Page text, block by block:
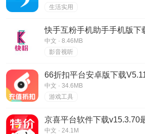
生活实用
快手互粉手机助手手机版下
新版
中文 · 8.46MB
影音视听
66折扣平台安卓版下载
中文 · 34.6MB
游戏工具
京喜平台软件下载v15.3.70
中文 · 24.1M